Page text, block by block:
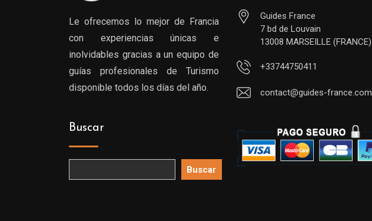
Le ofrecemos lo mejor de Francia
con experiencias únicas e
inolvidables gracias a un equipo de
guías profesionales de Turismo
disponible todos los días del año.
Buscar
Buscar
Guides France
7 bd de Louvain
13008 MARSEILLE (FRANCE)
+33744750411
contact@guides-france.com